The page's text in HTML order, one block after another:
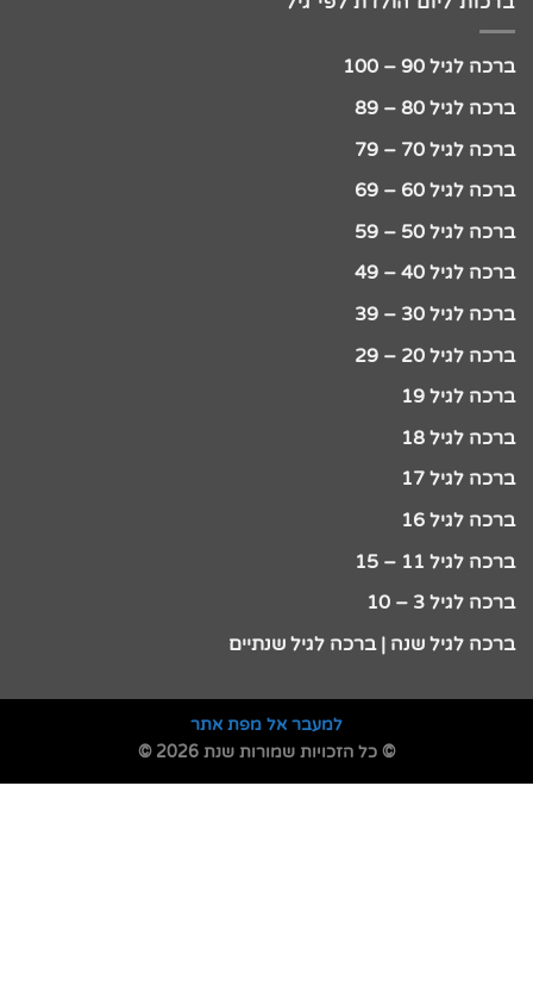
ברכה לגיל 90 – 100
ברכה לגיל 80 – 89
ברכה לגיל 70 – 79
ברכה לגיל 60 – 69
ברכה לגיל 50 – 59
ברכה לגיל 40 – 49
ברכה לגיל 30 – 39
ברכה לגיל 20 – 29
ברכה לגיל 19
ברכה לגיל 18
ברכה לגיל 17
ברכה לגיל 16
ברכה לגיל 11 – 15
ברכה לגיל 3 – 10
ברכה לגיל שנה | ברכה לגיל שנתיים
למעבר אל מפת אתר
© כל הזכויות שמורות שנת 2026 ©